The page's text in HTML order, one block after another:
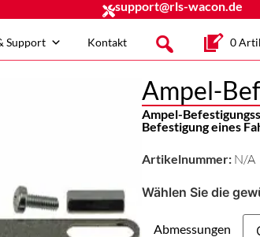
support@rls-wacon.de
Support Kontakt 0
Ampel-
Ampel-
Befestigung eines
Artikelnummer: N/A
Wählen Sie die
Abmessungen